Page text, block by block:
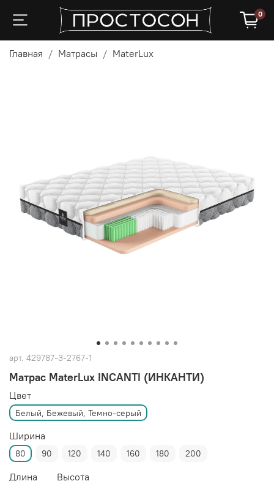
0
Главная Матрасы MaterLux
арт. 429787-3-2767-1
Матрас MaterLux INCANTI (ИНКАНТИ)
Цвет
Белый, Бежевый, Темно-серый
Ширина
80 90 120 140 160 180 200
Длина Высота